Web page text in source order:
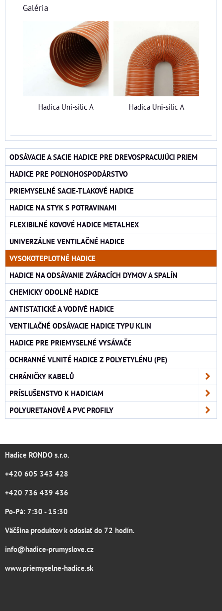
Galéria
Hadica Uni-silic A Hadica Uni-silic A
ODSÁVACIE A SACIE HADICE PRE DREVOSPRACUJÚCI PRIEM
HADICE PRE POĽNOHOSPODÁRSTVO
PRIEMYSELNÉ SACIE-TLAKOVÉ HADICE
HADICE NA STYK S POTRAVINAMI
FLEXIBILNÉ KOVOVÉ HADICE METALHEX
UNIVERZÁLNE VENTILAČNÉ HADICE
VYSOKOTEPLOTNÉ HADICE
HADICE NA ODSÁVANIE ZVÁRACÍCH DYMOV A SPALÍN
CHEMICKY ODOLNÉ HADICE
ANTISTATICKÉ A VODIVÉ HADICE
VENTILAČNÉ ODSÁVACIE HADICE TYPU KLIN
HADICE PRE PRIEMYSELNÉ VYSÁVAČE
OCHRANNÉ VLNITÉ HADICE Z POLYETYLÉNU (PE)
CHRÁNIČKY KABELŮ
PRÍSLUŠENSTVO K HADICIAM
POLYURETANOVÉ A PVC PROFILY
Hadice RONDO s.r.o.
+420 605 343 428
+420 736 439 436
Po-Pá: 7:30 - 15:30
Väčšina produktov k odoslať do 72 hodín.
info@hadice-prumyslove.cz
www.priemyselne-hadice.sk